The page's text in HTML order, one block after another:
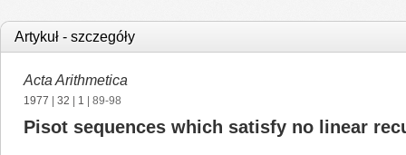
Artykuł - szczegóły
Acta Arithmetica
1977 32 1 | 89-98
Pisot sequences which satisfy no linear